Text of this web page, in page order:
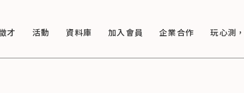
才 活動 資料庫 加入會員 企業合作 玩心測